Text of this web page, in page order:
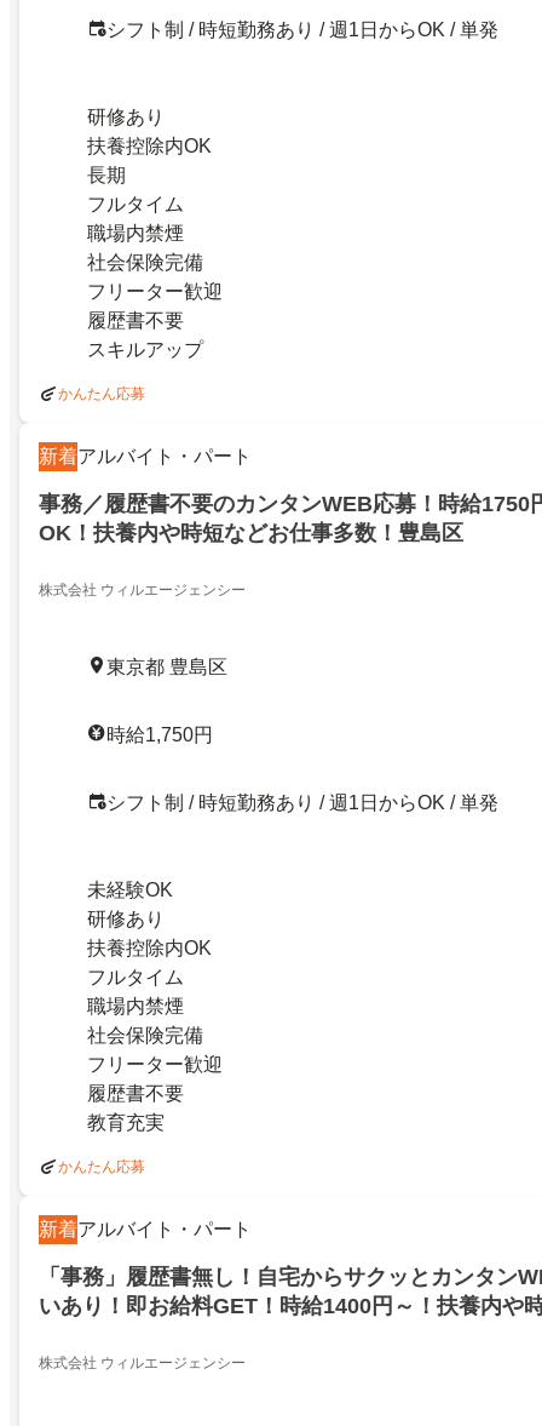
シフト制 / 時短勤務あり / 週1日からOK / 単発
研修あり
扶養控除内OK
長期
フルタイム
職場内禁煙
社会保険完備
フリーター歓迎
履歴書不要
スキルアップ
かんたん応募
新着アルバイト・パート
事務／履歴書不要のカンタンWEB応募！時給1750
OK！扶養内や時短などお仕事多数！豊島区
株式会社 ウィルエージェンシー
東京都 豊島区
時給1,750円
シフト制 / 時短勤務あり / 週1日からOK / 単発
未経験OK
研修あり
扶養控除内OK
フルタイム
職場内禁煙
社会保険完備
フリーター歓迎
履歴書不要
教育充実
かんたん応募
新着アルバイト・パート
「事務」履歴書無し！自宅からサクッとカンタン
いあり！即お給料GET！時給1400円～！扶養内や
株式会社 ウィルエージェンシー